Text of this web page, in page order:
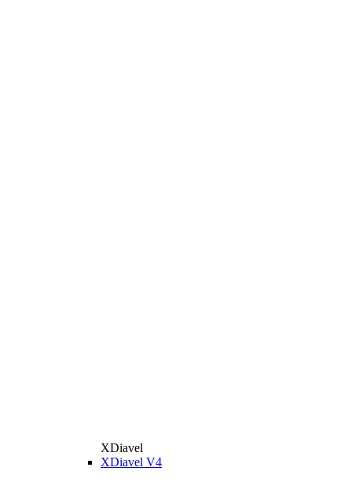
XDiavel
XDiavel V4